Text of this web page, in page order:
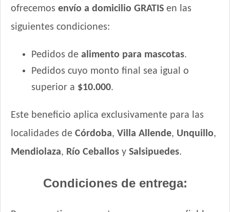
Max Pet Perro Adulto Mordida Pequeña
Mi Amigo Perro Adulto
MisterPet Perro Adulto Control de Peso
MisterPet Perro Adulto Mordida Grande
Montañés Perro Adulto Mordida Grande
Natural Meat Perro Adulto
Nature Perro Adulto Light
Nature Perro Adulto de Raza Pequeña
ofrecemos envío a domicilio GRATIS en las
siguientes condiciones:
Pedidos de alimento para mascotas.
Pedidos cuyo monto final sea igual o
superior a $10.000.
Este beneficio aplica exclusivamente para las
localidades de Córdoba, Villa Allende, Unquillo,
Mendiolaza, Río Ceballos y Salsipuedes.
Condiciones de entrega: